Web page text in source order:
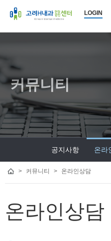
LOGIN
커뮤니티
공지사항 온라
> 커뮤니티 > 온라인상담
온라인상담